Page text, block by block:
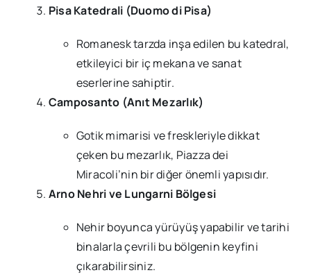
Pisa Katedrali (Duomo di Pisa)
Romanesk tarzda inşa edilen bu katedral,
etkileyici bir iç mekana ve sanat
eserlerine sahiptir.
Camposanto (Anıt Mezarlık)
Gotik mimarisi ve freskleriyle dikkat
çeken bu mezarlık, Piazza dei
Miracoli’nin bir diğer önemli yapısıdır.
Arno Nehri ve Lungarni Bölgesi
Nehir boyunca yürüyüş yapabilir ve tarihi
binalarla çevrili bu bölgenin keyfini
çıkarabilirsiniz.